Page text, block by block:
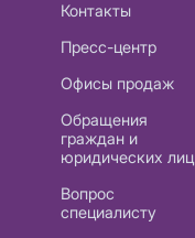
Контакты
Пресс-центр
Офисы продаж
Обращения
граждан и
юридических лиц
Вопрос
специалисту